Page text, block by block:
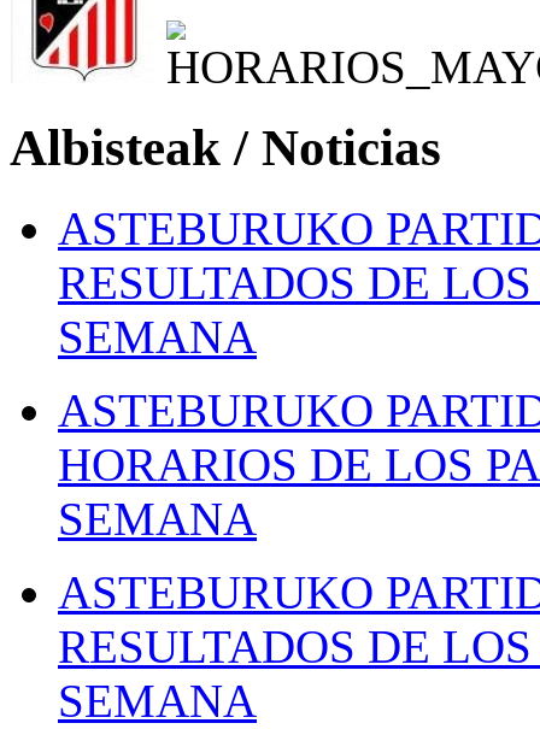
Albisteak / Noticias
ASTEBURUKO
RESULTADOS DE
SEMANA
ASTEBURUKO
HORARIOS DE LOS
SEMANA
ASTEBURUKO
RESULTADOS DE
SEMANA